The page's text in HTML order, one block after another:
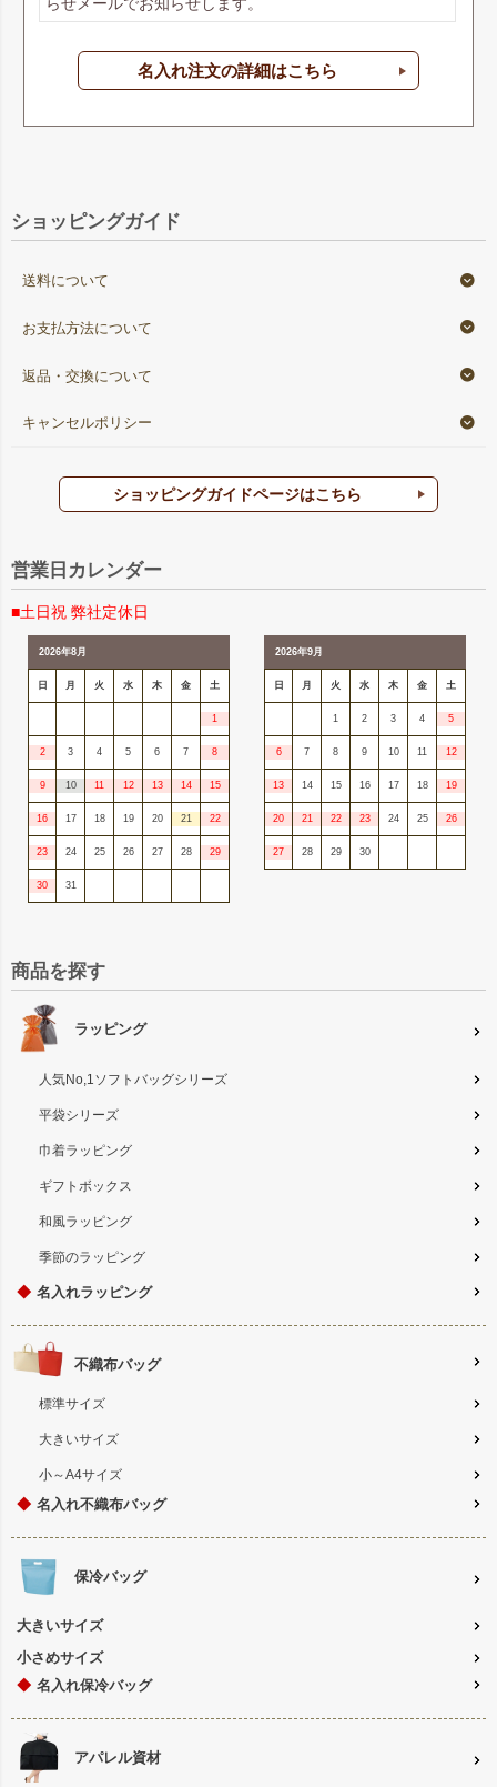
らせメールでお知らせします。
名入れ注文の詳細はこちら
ショッピングガイド
送料について
お支払方法について
返品・交換について
キャンセルポリシー
ショッピングガイドページはこちら
営業日カレンダー
■土日祝 弊社定休日
2026年8月
日 月 火 水 木 金 土
1
2 3 4 5 6 7 8
9 10 11 12 13 14 15
16 17 18 19 20 21 22
23 24 25 26 27 28 29
30 31
2026年9月
日 月 火 水 木 金 土
1 2 3 4 5
6 7 8 9 10 11 12
13 14 15 16 17 18 19
20 21 22 23 24 25 26
27 28 29 30
商品を探す
ラッピング
人気No,1ソフトバッグシリーズ
平袋シリーズ
巾着ラッピング
ギフトボックス
和風ラッピング
季節のラッピング
◆ 名入れラッピング
不織布バッグ
標準サイズ
大きいサイズ
小～A4サイズ
◆ 名入れ不織布バッグ
保冷バッグ
大きいサイズ
小さめサイズ
◆ 名入れ保冷バッグ
アパレル資材